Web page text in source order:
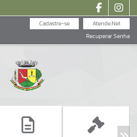
Atende.Net
Cadastre-se
Recuperar Senha